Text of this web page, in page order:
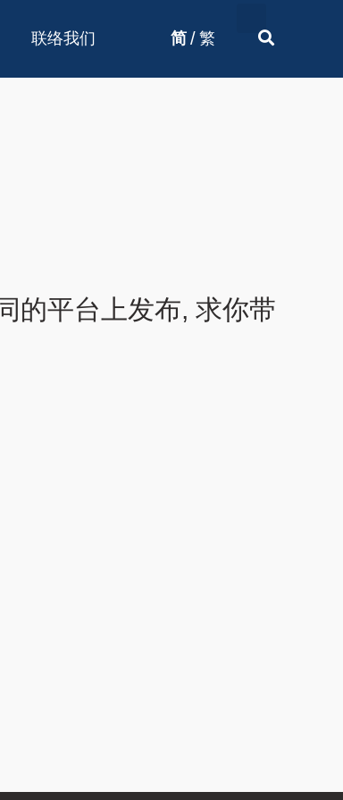
联络我们 简 / 繁
的平台上发布, 求你带